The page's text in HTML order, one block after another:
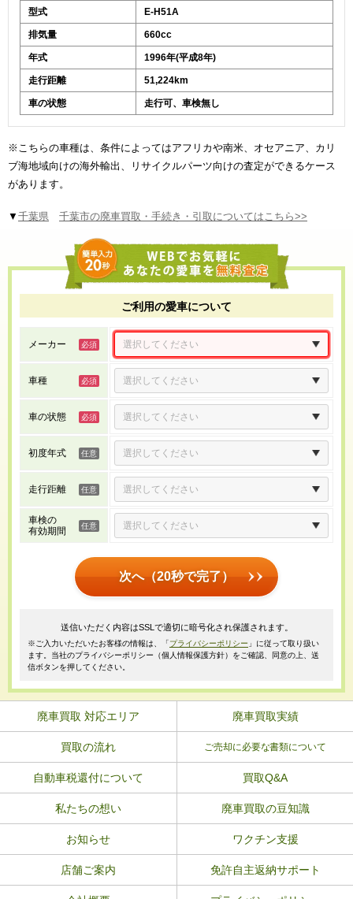
型式 E-H51A
排気量 660cc
年式 1996年(平成8年)
走行距離 51,224km
車の状態 走行可、車検無し
※こちらの車種は、条件によってはアフリカや南米、オセアニア、カリ
ブ海地域向けの海外輸出、リサイクルパーツ向けの査定ができるケース
があります。
▼ 千葉県 千葉市の廃車買取・手続き・引取についてはこちら>>
ご利用の愛車について
メーカー
車種
車の状態
初度年式
走行距離
車検の
有効期間
次へ（20秒で完了）
送信いただく内容はSSLで適切に暗号化され保護されます。
※ご入力いただいたお客様の情報は、「 プライバシーポリシー 」に従って取り扱い
ます。当社のプライバシーポリシー（個人情報保護方針）をご確認、同意の上、送
信ボタンを押してください。
廃車買取 対応エリア 廃車買取実績
買取の流れ ご売却に必要な書類について
自動車税還付について 買取Q&A
私たちの想い 廃車買取の豆知識
お知らせ ワクチン支援
店舗ご案内 免許自主返納サポート